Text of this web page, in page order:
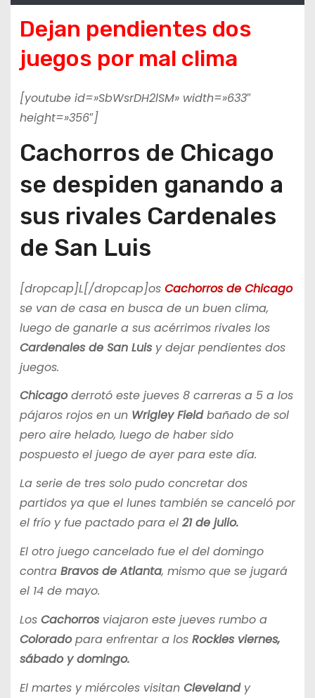
Dejan pendientes dos
juegos por mal clima
[youtube id=»SbWsrDH2lSM» width=»633″
height=»356″]
Cachorros de Chicago
se despiden ganando a
sus rivales Cardenales
de San Luis
[dropcap]L[/dropcap]os Cachorros de Chicago
se van de casa en busca de un buen clima,
luego de ganarle a sus acérrimos rivales los
Cardenales de San Luisy dejar pendientes dos
juegos.
Chicagoderrotó este jueves 8 carreras a 5 a los
pájaros rojos en un Wrigley Fieldbañado de sol
pero aire helado, luego de haber sido
pospuesto el juego de ayer para este día.
La serie de tres solo pudo concretar dos
partidos ya que el lunes también se canceló por
el frío y fue pactado para el 21 de julio.
El otro juego cancelado fue el del domingo
contra Bravos de Atlanta, mismo que se jugará
el 14 de mayo.
Los Cachorrosviajaron este jueves rumbo a
Coloradopara enfrentar a los Rockies viernes,
sábado y domingo.
El martes y miércoles visitan Clevelandy